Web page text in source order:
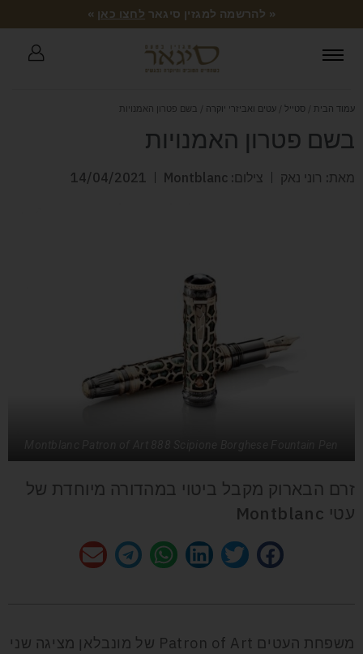
« להרשמה למגזין סיגאר לחצו כאן »
עמוד הבית / סטייל / עטים ואביזרי יוקרה / בשם פטרון האמנויות
בשם פטרון האמנויות
מאת: רוני נאק צילום: Montblanc 14/04/2021
זרם הבארוק מקבל ביטוי במהדורה מיוחדת של
עטי Montblanc
משפחת העטים Patron of Art של מונבלאן מציגה שני